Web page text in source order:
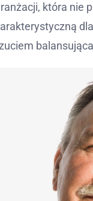
która nie